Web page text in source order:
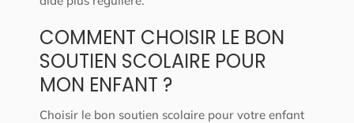
COMMENT CHOISIR LE BON
SOUTIEN SCOLAIRE POUR
MON ENFANT ?
Choisir le bon soutien scolaire pour votre enfant